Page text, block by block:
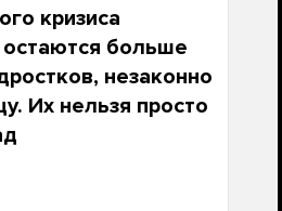
кризиса
остаются больше
незаконно
Их нельзя просто